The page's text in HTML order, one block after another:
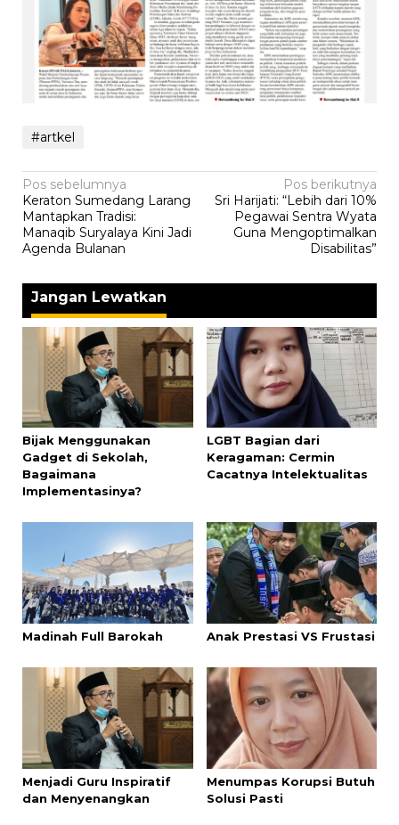
#artkel
Navigasi
pos
Pos sebelumnya
‎Keraton Sumedang Larang
Mantapkan Tradisi:
Manaqib Suryalaya Kini Jadi
Agenda Bulanan
Pos berikutnya
Sri Harijati: “Lebih dari 10%
Pegawai Sentra Wyata
Guna Mengoptimalkan
Disabilitas”
Jangan Lewatkan
Bijak Menggunakan
Gadget di Sekolah,
Bagaimana
Implementasinya?
LGBT Bagian dari
Keragaman: Cermin
Cacatnya Intelektualitas
Madinah Full Barokah Anak Prestasi VS Frustasi
Menjadi Guru Inspiratif
dan Menyenangkan
Menumpas Korupsi Butuh
Solusi Pasti